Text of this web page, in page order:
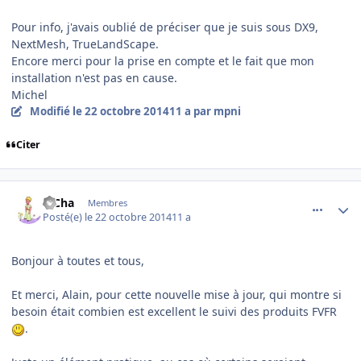
Pour info, j'avais oublié de préciser que je suis sous DX9,
NextMesh, TrueLandScape.
Encore merci pour la prise en compte et le fait que mon
installation n'est pas en cause.
Michel
Modifié le 22 octobre 201411 a par mpni
Citer
PiCha Membres
Posté(e) le 22 octobre 201411 a
Bonjour à toutes et tous,
Et merci, Alain, pour cette nouvelle mise à jour, qui montre si
besoin était combien est excellent le suivi des produits FVFR
.